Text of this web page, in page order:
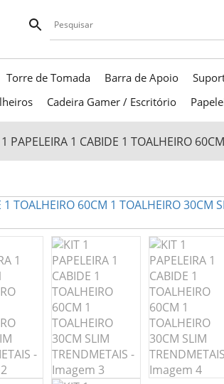
Torre de Tomada Barra de Apoio
Cadeira Gamer / Escritório
PAPELEIRA 1 CABIDE 1 TOALHEIRO